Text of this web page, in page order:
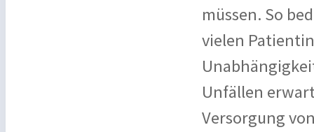
müssen. So
vielen
Unfällen
Versorgung